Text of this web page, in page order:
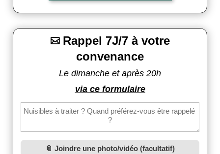
Rappel 7J/7 à votre
convenance
Le dimanche et après 20h
via ce formulaire
Joindre une photo/vidéo (facultatif)